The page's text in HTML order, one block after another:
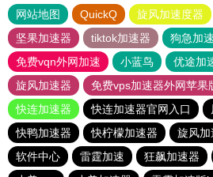
网站地图 QuickQ 旋风加速度器
坚果加速器
tiktok加速器
狗急加
免费vqn外网加速
小蓝鸟 优途加
旋风加速器
免费vps加速器外网苹果
快连加速器
快连加速器官网入口
快鸭加速器
快柠檬加速器 旋风加
软件中心
雷霆加速 狂飙加速器